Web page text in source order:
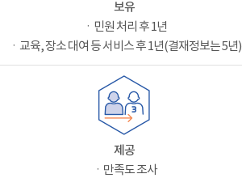
보유
ㆍ민원 처리 후 1년
ㆍ교육, 장소 대여 등 서비스 후 1년(결재정보는 5년)
제공
ㆍ만족도 조사